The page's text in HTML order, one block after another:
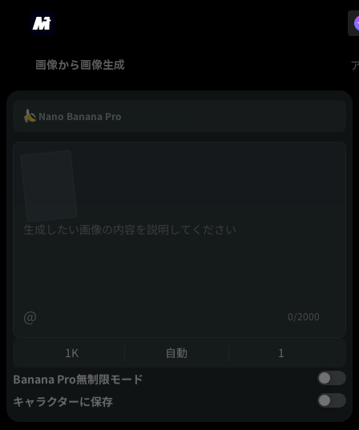
画像から画像生成
Nano Banana Pro
@ 0/2000
1K 自動
1
Banana Pro無制限モード
キャラクターに保存